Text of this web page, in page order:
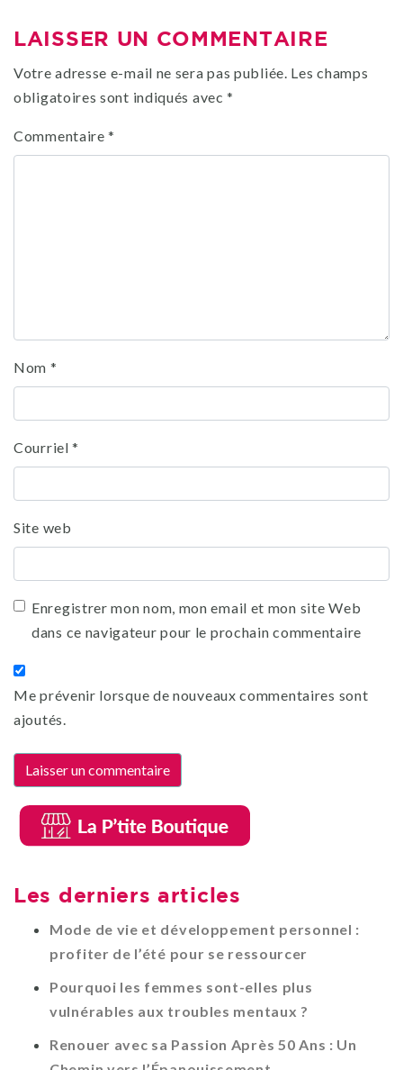
LAISSER UN COMMENTAIRE
Votre adresse e-mail ne sera pas publiée. Les champs
obligatoires sont indiqués avec*
Commentaire*
Nom *
Courriel*
Site web
Enregistrer mon nom, mon email et mon site Web
dans ce navigateur pour le prochain commentaire
Me prévenir lorsque de nouveaux commentaires sont
ajoutés.
Les derniers articles
Mode de vie et développement personnel :
profiter de l’été pour se ressourcer
Pourquoi les femmes sont-elles plus
vulnérables aux troubles mentaux ?
Renouer avec sa Passion Après 50 Ans : Un